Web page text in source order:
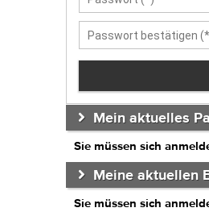
Mein aktuelles
Sie müssen sich
Meine aktuellen
Sie müssen sich